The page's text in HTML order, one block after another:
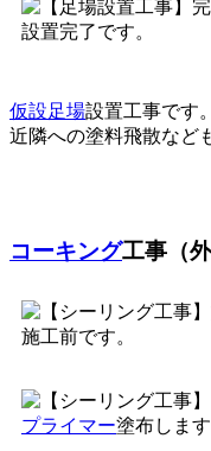
設置完了です。
仮設足場設置工事です
近隣への塗料飛散など
コーキング工事（
施工前です。
プライマー塗布します